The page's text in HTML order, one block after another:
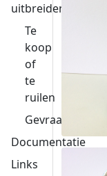
uitbreiden
Te
koop
of
te
ruilen
Gevraagd
Documentatie
Links